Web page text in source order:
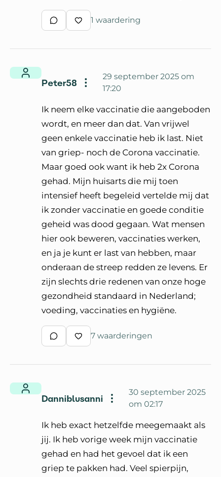
Schrijf een reactie
Waardeer reactie
1 waardering
Peter58
29 september 2025 om
17:20
Ik neem elke vaccinatie die aangeboden
wordt, en meer dan dat. Van vrijwel
geen enkele vaccinatie heb ik last. Niet
van griep- noch de Corona vaccinatie.
Maar goed ook want ik heb 2x Corona
gehad. Mijn huisarts die mij toen
intensief heeft begeleid vertelde mij dat
ik zonder vaccinatie en goede conditie
geheid was dood gegaan. Wat mensen
hier ook beweren, vaccinaties werken,
en ja je kunt er last van hebben, maar
onderaan de streep redden ze levens. Er
zijn slechts drie redenen van onze hoge
gezondheid standaard in Nederland;
voeding, vaccinaties en hygiëne.
Schrijf een reactie
Waardeer reactie
7 waarderingen
Danniblusanni
30 september 2025
om 02:17
Ik heb exact hetzelfde meegemaakt als
jij. Ik heb vorige week mijn vaccinatie
gehad en had het gevoel dat ik een
griep te pakken had. Veel spierpijn,